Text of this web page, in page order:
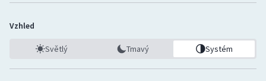
Vzhled
Světlý Tmavý Systém